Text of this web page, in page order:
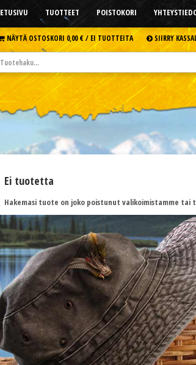
ETUSIVU TUOTTEET POISTOKORI
NÄYTÄ OSTOSKORI 0,00 € /EI TUOTTEITA SIIRRY
Ei tuotetta
Hakemasi tuote on joko poistunut valikoimistamme tai